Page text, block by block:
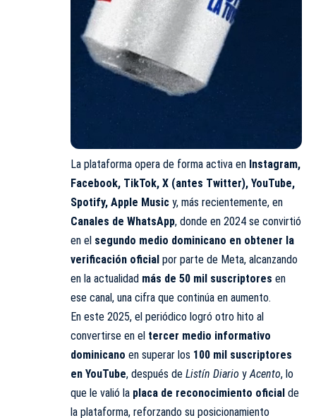
La plataforma opera de forma activa en Instagram,
Facebook, TikTok, X (antes Twitter), YouTube,
Spotify, Apple Music y, más recientemente, en
Canales de WhatsApp, donde en 2024 se convirtió
en el segundo medio dominicano en obtener la
verificación oficial por parte de Meta, alcanzando
en la actualidad más de 50 mil suscriptores en
ese canal, una cifra que continúa en aumento.
En este 2025, el periódico logró otro hito al
convertirse en el tercer medio informativo
dominicano en superar los 100 mil suscriptores
en YouTube, después de Listín Diario y Acento, lo
que le valió la placa de reconocimiento oficial de
la plataforma, reforzando su posicionamiento